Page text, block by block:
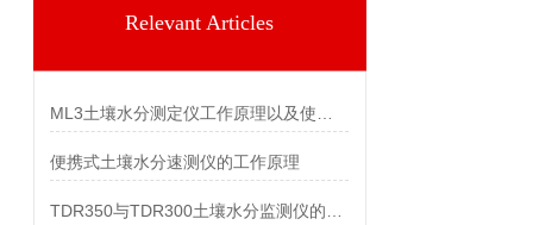
Relevant Articles
便携式土壤水分速测仪的工作原理